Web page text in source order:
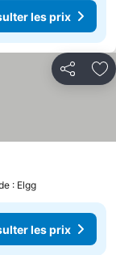
les prix
Partager
: Elgg
les prix